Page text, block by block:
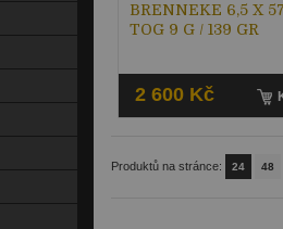
BRENNEKE 6,5 X
TOG 9 G / 139 GR
2 600 Kč
Produktů na stránce: 24 48